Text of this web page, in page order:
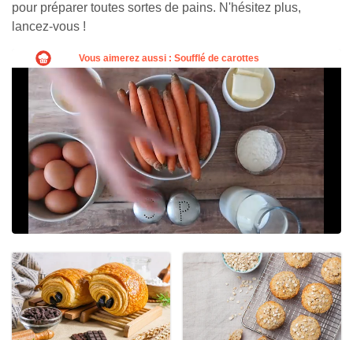
pour préparer toutes sortes de pains. N'hésitez plus,
lancez-vous !